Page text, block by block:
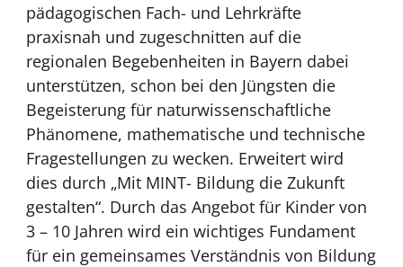
pädagogischen Fach- und Lehrkräfte
praxisnah und zugeschnitten auf die
regionalen Begebenheiten in Bayern dabei
unterstützen, schon bei den Jüngsten die
Begeisterung für naturwissenschaftliche
Phänomene, mathematische und technische
Fragestellungen zu wecken. Erweitert wird
dies durch „Mit MINT- Bildung die Zukunft
gestalten“. Durch das Angebot für Kinder von
3 – 10 Jahren wird ein wichtiges Fundament
für ein gemeinsames Verständnis von Bildung